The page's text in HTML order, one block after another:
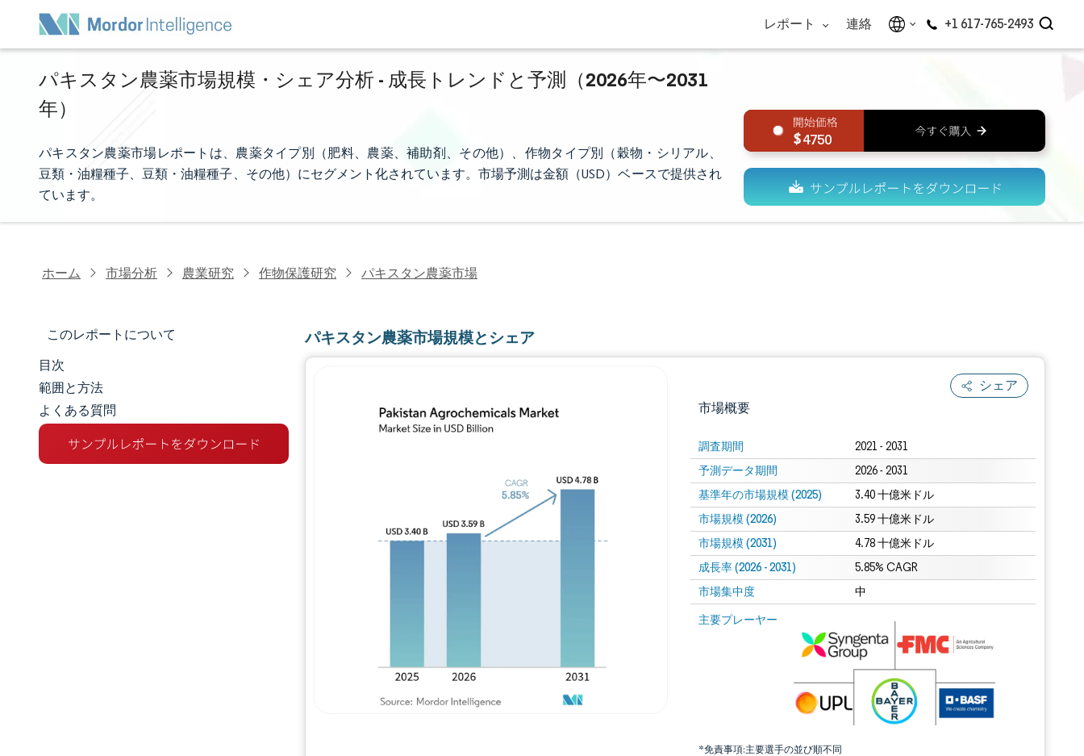
レポート 連絡 +1 617-765-2493
パキスタン農薬市場規模・シェア分析 - 成長トレンドと予測（2026年〜2031
年）
パキスタン農薬市場レポートは、農薬タイプ別（肥料、農薬、補助剤、その他）、作物タイプ別（穀物・シリアル、
豆類・油糧種子、豆類・油糧種子、その他）にセグメント化されています。市場予測は金額（USD）ベースで提供され
ています。
4750
ホーム 市場分析 農業研究 作物保護研究 パキスタン農薬市場
このレポートについて
市場規模とシェア
市場分析
トレンドとインサイト
目次
範囲と方法
よくある質問
パキスタン農薬市場規模とシェア
シェア
市場概要
調査期間 2021 - 2031
予測データ期間 2026 - 2031
基準年の市場規模 (2025) 3.40 十億米ドル
市場規模 (2026) 3.59 十億米ドル
市場規模 (2031) 4.78 十億米ドル
成長率 (2026 - 2031) 5.85% CAGR
市場集中度 中
主要プレーヤー
*免責事項:主要選手の並び順不同
画像 © Mordor Intelligence。再利用にはCC BY 4.0の表示が必要です。
画像 © Mordor Intelligence。再利用にはCC BY 4.0の表示が必要です。